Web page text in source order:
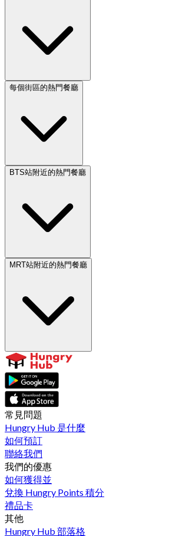
每個街區的熱門餐廳
BTS站附近的熱門餐廳
MRT站附近的熱門餐廳
常見問題
Hungry Hub 是什麼
如何預訂
聯絡我們
我們的優惠
如何獲得並
兌換 Hungry Points 積分
禮品卡
其他
Hungry Hub 部落格